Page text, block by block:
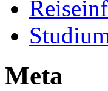
Meta